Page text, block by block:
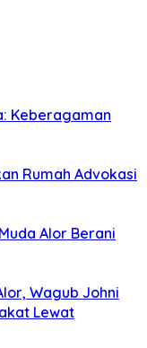
Keberagaman
Rumah Advokasi
Alor Berani
Wagub Johni
Lewat